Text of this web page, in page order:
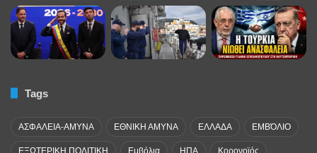
Tags
ΑΣΦΑΛΕΙΑ-ΑΜΥΝΑ ΕΘΝΙΚΗ ΑΜΥΝΑ ΕΛΛΑΔΑ ΕΜΒΌΛΙΟ
ΕΞΩΤΕΡΙΚΗ ΠΟΛΙΤΙΚΗ Εμβόλια ΗΠΑ Κορονοϊός